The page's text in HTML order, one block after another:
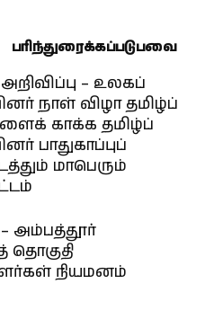
பரிந்துரைக்கப்படுபவை
– உலகப்
நாள் விழா தமிழ்ப்
காக்க தமிழ்ப்
பாதுகாப்புப்
மாபெரும்
அம்பத்தூர்
தொகுதி
நியமனம்